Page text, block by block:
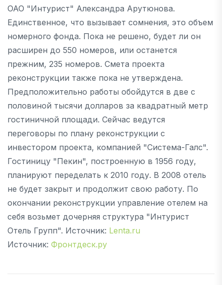
ОАО "Интурист" Александра Арутюнова.
Единственное, что вызывает сомнения, это объем
номерного фонда. Пока не решено, будет ли он
расширен до 550 номеров, или останется
прежним, 235 номеров. Смета проекта
реконструкции также пока не утверждена.
Предположительно работы обойдутся в две с
половиной тысячи долларов за квадратный метр
гостиничной площади. Сейчас ведутся
переговоры по плану реконструкции с
инвестором проекта, компанией "Система-Галс".
Гостиницу "Пекин", построенную в 1956 году,
планируют переделать к 2010 году. В 2008 отель
не будет закрыт и продолжит свою работу. По
окончании реконструкции управление отелем на
себя возьмет дочерняя структура "Интурист
Отель Групп". Источник: Lenta.ru
Источник: Фронтдеск.ру